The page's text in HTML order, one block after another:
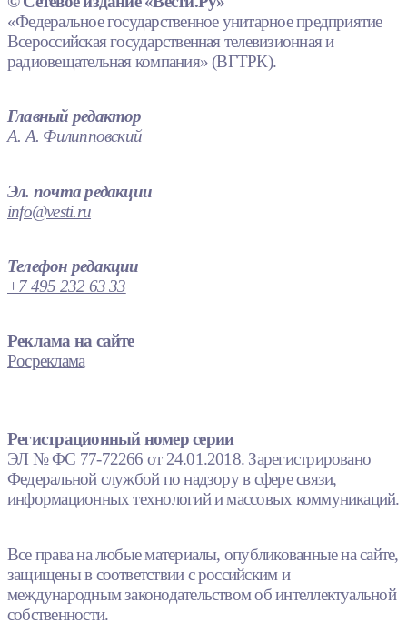
«Федеральное государственное унитарное предприятие
Всероссийская государственная телевизионная и
радиовещательная компания» (ВГТРК).
Главный редактор
А. А. Филипповский
Эл. почта редакции
info@vesti.ru
Телефон редакции
+7 495 232 63 33
Реклама на сайте
Росреклама
Регистрационный номер серии
ЭЛ № ФС 77-72266 от 24.01.2018. Зарегистрировано
Федеральной службой по надзору в сфере связи,
информационных технологий и массовых коммуникаций.
Все права на любые материалы, опубликованные на сайте,
защищены в соответствии с российским и
международным законодательством об интеллектуальной
собственности.